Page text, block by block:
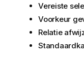
Vereiste
Voorkeur
Relatie